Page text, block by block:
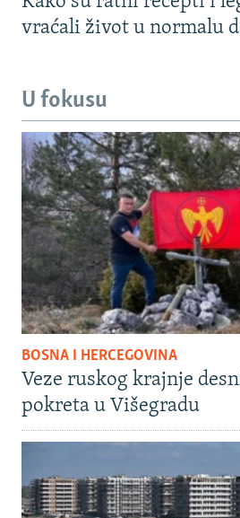
vraćali život u normalu
U fokusu
BOSNA I HERCEGOVINA
Veze ruskog krajnje
pokreta u Višegradu